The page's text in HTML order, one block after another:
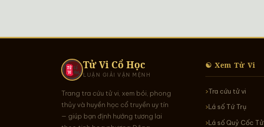
Tử Vi Cổ Học
LUẬN GIẢI VẬN MỆNH
Trang tra cứu tử vi, xem bói, phong
thủy và huyền học cổ truyền uy tín
— giúp bạn định hướng tương lai
☯ Xem Tử Vi
Tra cứu tử vi
Lá số Tứ Trụ
Lá số Quỷ Cốc Tử